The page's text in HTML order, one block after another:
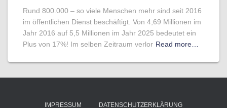
Rund 800.000 – so viele Menschen mehr sind seit 2016
im öffentlichen Dienst beschäftigt. Von 4,69 Millionen im
Jahr 2016 auf 5,5 Millionen im Jahr 2025 bedeutet ein
Plus von 17%! Im selben Zeitraum verlor Read more…
IMPRESSUM DATENSCHUTZERKLÄRUNG